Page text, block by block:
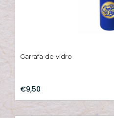
Garrafa de vidro
€9,50